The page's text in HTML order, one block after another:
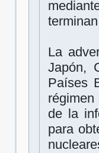
La
Japón,
Países
de la
para